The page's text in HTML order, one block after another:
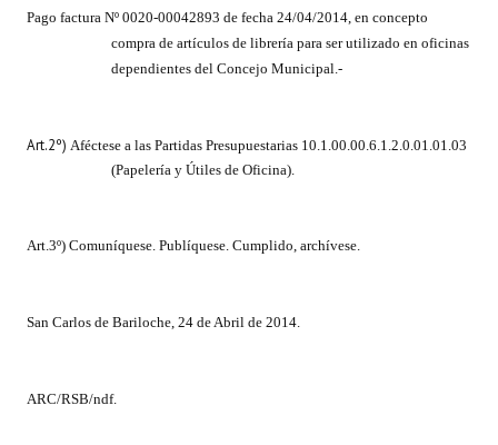
Audiencias Públicas - Registro
Mujeres que Dejaron Huellas - Registro
Ciudadano Ilustre - Registro
Huéspedes de Honor - Registro
Pago factura Nº 0020-00042893 de fecha 24/04/2014, en concepto
compra de artículos de librería para ser utilizado en oficinas
dependientes del Concejo Municipal.-
Art.2º) Aféctese a las Partidas Presupuestarias 10.1.00.00.6.1.2.0.01.01.03
(Papelería y Útiles de Oficina).
Art.3º) Comuníquese. Publíquese. Cumplido, archívese.
San Carlos de Bariloche, 24 de Abril de 2014.
ARC/RSB/ndf.